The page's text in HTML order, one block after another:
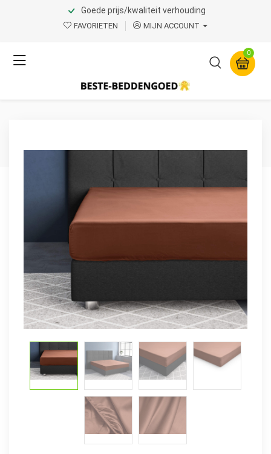
Goede prijs/kwaliteit verhouding
FAVORIETEN MIJN ACCOUNT
0
Home Product Page v.1
Satijnen Hoeslaken Bruin
200 x 220